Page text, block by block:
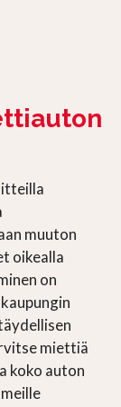
muuton
oikealla
on
miettiä
koko auton